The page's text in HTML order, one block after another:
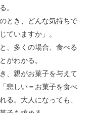
。
とき、どんな気持ちで
ていますか」。
、多くの場合、食べる
がわかる。
、親がお菓子を与えて
悲しい＝お菓子を食べ
る。大人になっても、